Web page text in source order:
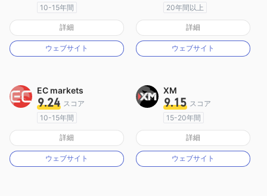
10-15年間
オーストラリア規制
マーケットメイキングライセンス（MM）
MT4フルライセンス
詳細
ウェブサイト
20年間以上
オーストラリア規制
マーケットメイキングライセンス（MM）
MT4フルライセンス
詳細
ウェブサイト
EC markets
9.24 スコア
10-15年間
オーストラリア規制
マーケットメイキングライセンス（MM）
MT4フルライセンス
詳細
ウェブサイト
XM
9.15 スコア
15-20年間
オーストラリア規制
マーケットメイキングライセンス（MM）
MT4フルライセンス
詳細
ウェブサイト